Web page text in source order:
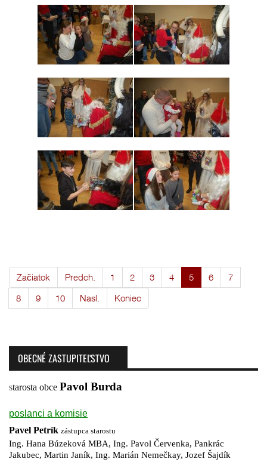
Začiatok Predch. 1 2 3 4 5 6
7
8
9 10 Nasl. Koniec
OBECNÉ ZASTUPITEĽSTVO
starosta obce Pavol Burda
poslanci a komisie
Pavel Petrík zástupca starostu
Ing. Hana Búzeková MBA, Ing. Pavol Červenka, Pankrác
Jakubec, Martin Janík, Ing. Marián Nemečkay, Jozef Šajdík